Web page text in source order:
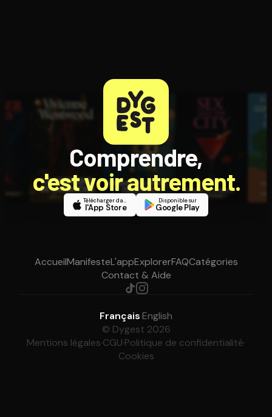
Comprendre,
c'est voir autrement.
Télécharger dans
l'App Store
Disponible sur
Google Play
AccueilManifesteL'appExplorerFAQCatégories
Contact & Aide
Français·English
© Dygest 2026
Mentions légales·CGU·Politique de confidentialité·
Cookies